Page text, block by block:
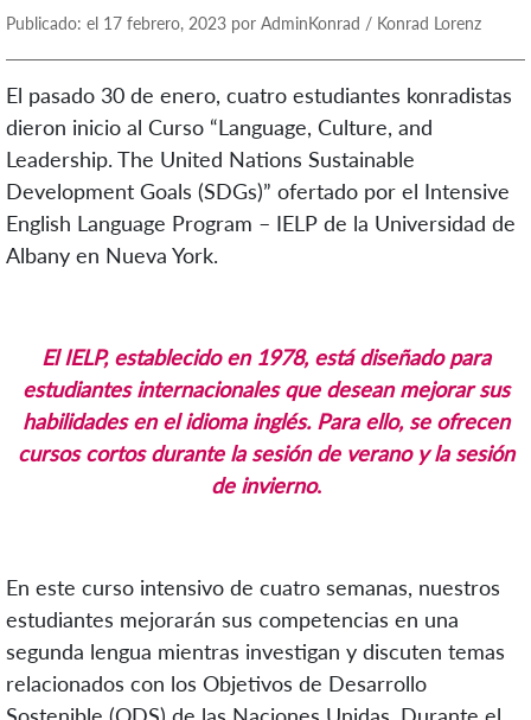
Publicado: el 17 febrero, 2023 por AdminKonrad / Konrad Lorenz
El pasado 30 de enero, cuatro estudiantes konradistas
dieron inicio al Curso “Language, Culture, and
Leadership. The United Nations Sustainable
Development Goals (SDGs)” ofertado por el Intensive
English Language Program – IELP de la Universidad de
Albany en Nueva York.
El IELP, establecido en 1978, está diseñado para
estudiantes internacionales que desean mejorar sus
habilidades en el idioma inglés. Para ello, se ofrecen
cursos cortos durante la sesión de verano y la sesión
de invierno.
En este curso intensivo de cuatro semanas, nuestros
estudiantes mejorarán sus competencias en una
segunda lengua mientras investigan y discuten temas
relacionados con los Objetivos de Desarrollo